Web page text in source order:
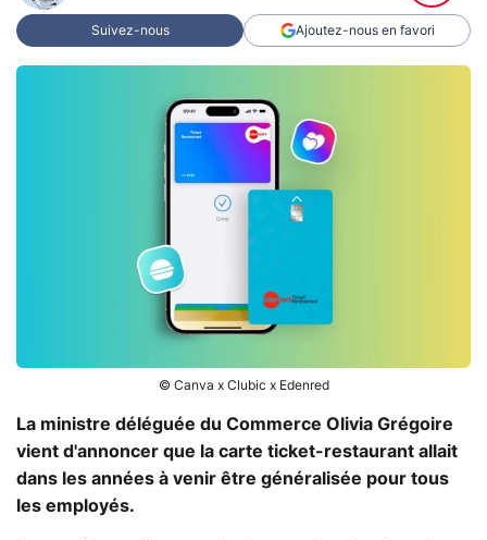
Suivez-nous Ajoutez-nous en favori
© Canva x Clubic x Edenred
La ministre déléguée du Commerce Olivia Grégoire
vient d'annoncer que la carte ticket-restaurant allait
dans les années à venir être généralisée pour tous
les employés.